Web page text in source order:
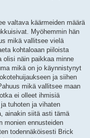
valtava käärmeiden määrä
Myöhemmin hän
mikä vallitsee vielä
kohtaloaan piiloista
olisi näin paikkaa minne
mikä on jo käynnistynyt
ja siihen
mikä vallitsee maan
ei olleet ihmisiä
tuhoten ja vihaten
ainakin siitä asti tämä
monien ennusteiden
todennäköisesti Brick